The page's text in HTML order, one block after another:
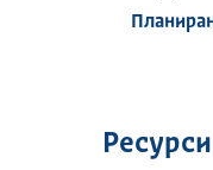
Назив и